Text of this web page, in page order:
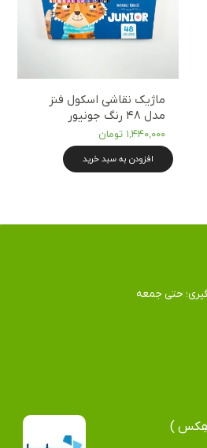
ماژیک نقاشی اسکول فنز
مدل ۴۸ رنگ جونیور
۱,۴۴۰,۰۰۰ تومان
افزودن به سبد خرید
حتی جمعه
)